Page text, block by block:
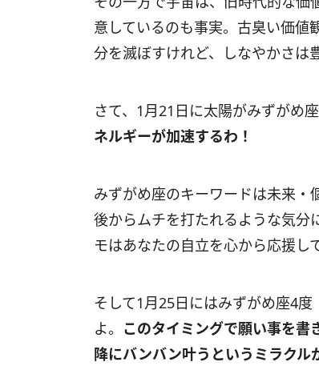
意しているのも事実。古臭い価値
分を滅ぼすけれど、しなやかさは
さて、 1月21 日に太陽がみずがめ
ネルギーが加速するわ！
みずがめ座のキーワードは未来・
後からムチを打たれるような気
モはあなたの自立を心から応援し
そして1月25日にはみずがめ座4度
よ。 このタイミングで願い事を書
降にバンバン叶うというミラク